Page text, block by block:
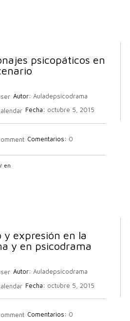
psicopáticos en
Autor: Auladepsicodrama
Fecha: octubre 5, 2015
Comentarios: 0
en
y expresión en la
y en psicodrama
Autor: Auladepsicodrama
Fecha: octubre 5, 2015
Comentarios: 0